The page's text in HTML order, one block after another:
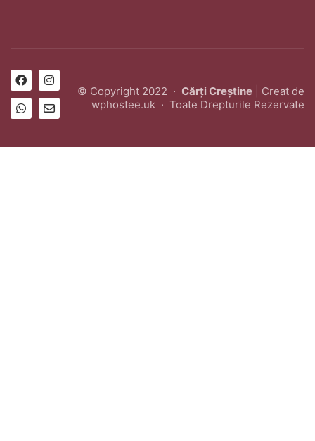
© Copyright 2022 · Cărți Creștine | Creat de
wphostee.uk · Toate Drepturile Rezervate